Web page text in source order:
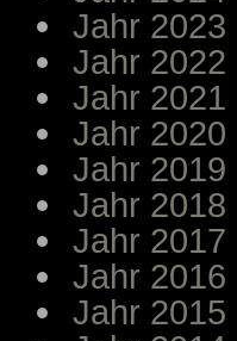
Jahr 2023
Jahr 2022
Jahr 2021
Jahr 2020
Jahr 2019
Jahr 2018
Jahr 2017
Jahr 2016
Jahr 2015